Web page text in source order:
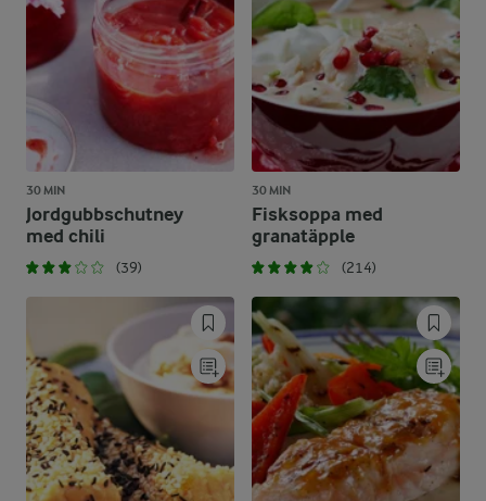
30 MIN
Jordgubbschutney
med chili
(39)
30 MIN
Fisksoppa med
granatäpple
(214)